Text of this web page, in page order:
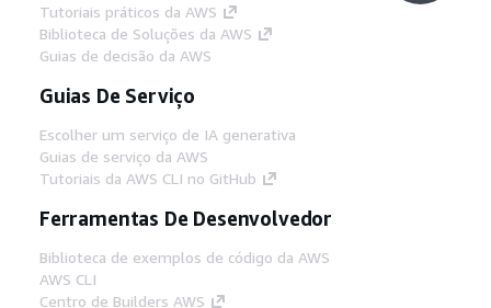
Tutoriais práticos da AWS
Biblioteca de Soluções da AWS
Guias de decisão da AWS
Guias De Serviço
Escolher um serviço de IA generativa
Guias de serviço da AWS
Tutoriais da AWS CLI no GitHub
Ferramentas De Desenvolvedor
Biblioteca de exemplos de código da AWS
AWS CLI
Centro de Builders AWS